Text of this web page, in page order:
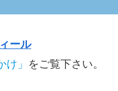
ール
」 をご覧下さい。